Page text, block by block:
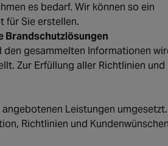
es bedarf. Wir können so ein
für Sie erstellen.
Brandschutzlösungen
den gesammelten Informationen
Zur Erfüllung aller Richtlinien und
Leistungen
Richtlinien und